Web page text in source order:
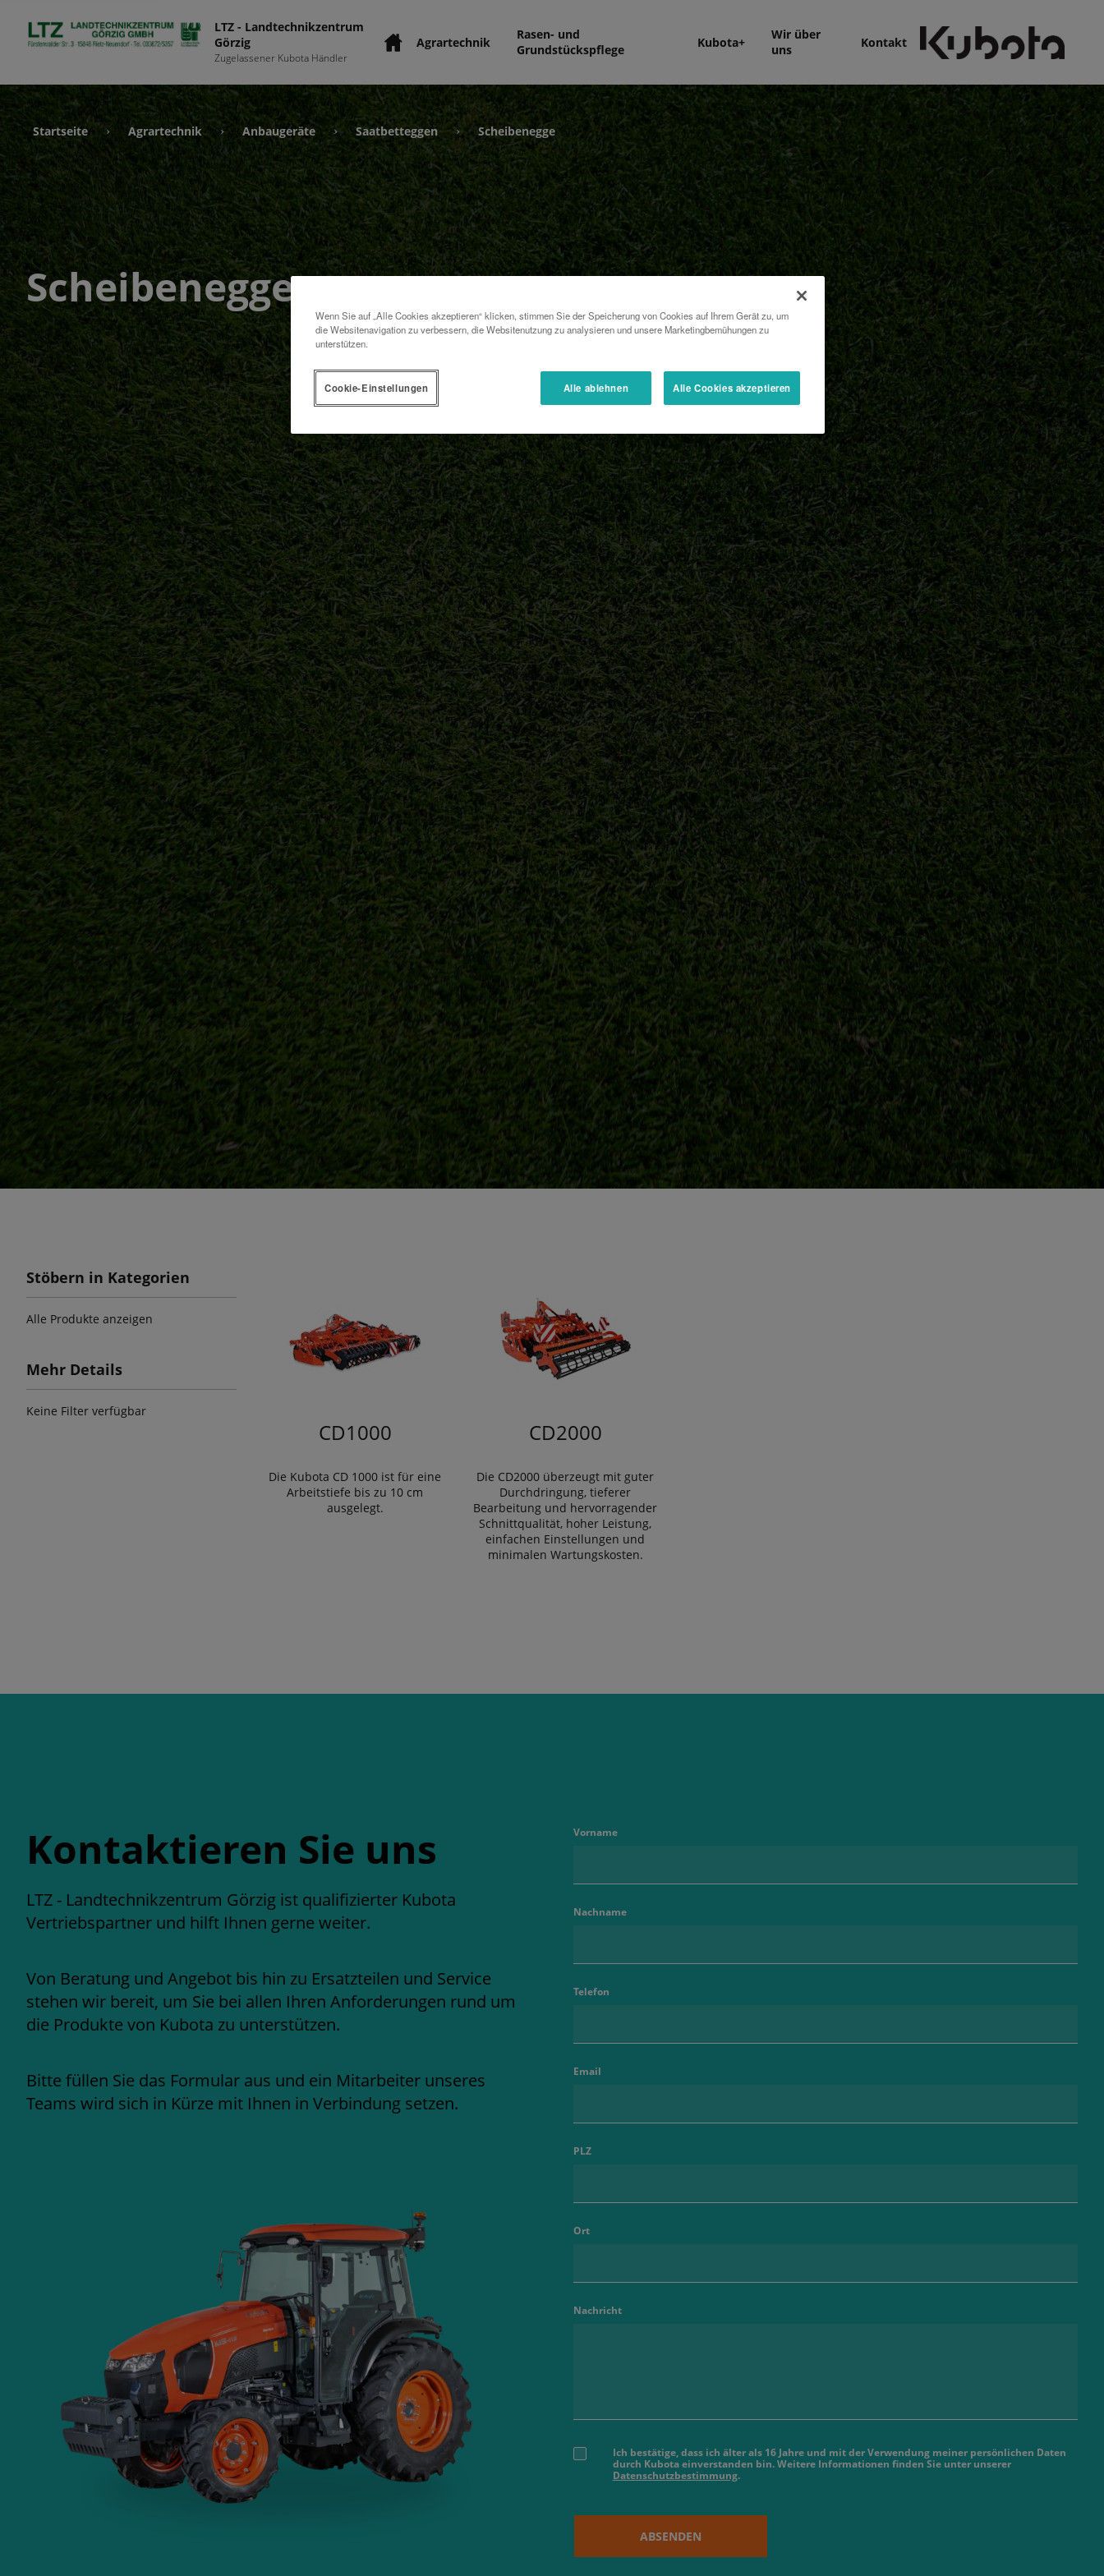
LTZ - Landtechnikzentrum
Görzig
Zugelassener Kubota Händler
Agrartechnik
Rasen- und
Grundstückspflege
Kubota+
Wir über
uns
Kontakt
Startseite › Agrartechnik › Anbaugeräte › Saatbetteggen › Scheibenegge
Scheibenegge
Stöbern in Kategorien
Alle Produkte anzeigen
Mehr Details
Keine Filter verfügbar
CD1000
Die Kubota CD 1000 ist für eine
Arbeitstiefe bis zu 10 cm
ausgelegt.
CD2000
Die CD2000 überzeugt mit guter
Durchdringung, tieferer
Bearbeitung und hervorragender
Schnittqualität, hoher Leistung,
einfachen Einstellungen und
minimalen Wartungskosten.
Kontaktieren Sie uns
LTZ - Landtechnikzentrum Görzig ist qualifizierter Kubota
Vertriebspartner und hilft Ihnen gerne weiter.
Von Beratung und Angebot bis hin zu Ersatzteilen und Service
stehen wir bereit, um Sie bei allen Ihren Anforderungen rund um
die Produkte von Kubota zu unterstützen.
Bitte füllen Sie das Formular aus und ein Mitarbeiter unseres
Teams wird sich in Kürze mit Ihnen in Verbindung setzen.
Vorname
Nachname
Telefon
Email
PLZ
Ort
Nachricht
Ich bestätige, dass ich älter als 16 Jahre und mit der Verwendung meiner persönlichen Daten
durch Kubota einverstanden bin. Weitere Informationen finden Sie unter unserer
Datenschutzbestimmung.
ABSENDEN
Wenn Sie auf „Alle Cookies akzeptieren“ klicken, stimmen Sie der Speicherung von Cookies auf Ihrem Gerät zu, um
die Websitenavigation zu verbessern, die Websitenutzung zu analysieren und unsere Marketingbemühungen zu
unterstützen.
Alle ablehnen Alle Cookies akzeptieren
Cookie-Einstellungen